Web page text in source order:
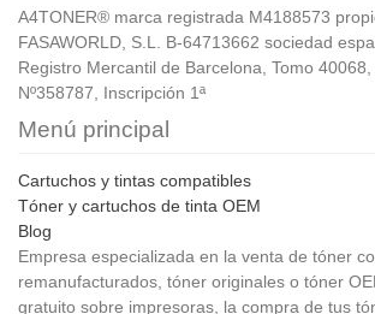
A4TONER® marca registrada M4188573
FASAWORLD, S.L. B-64713662 sociedad
Registro Mercantil de Barcelona, Tomo
Nº358787, Inscripción 1ª
Menú principal
Cartuchos y tintas compatibles
Tóner y cartuchos de tinta OEM
Blog
Empresa especializada en la venta de tóner
remanufacturados, tóner originales o tóner
gratuito sobre impresoras, la compra de tus